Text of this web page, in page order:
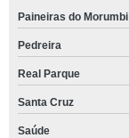
Paineiras do Morumbi
Pedreira
Real Parque
Santa Cruz
Saúde